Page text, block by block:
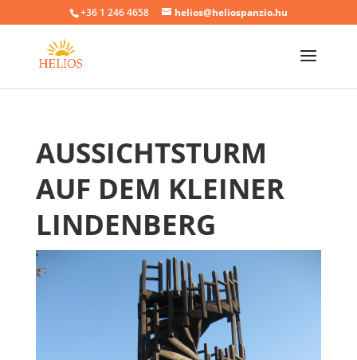
+36 1 246 4658 helios@heliospanzio.hu
AUSSICHTSTURM
AUF DEM KLEINER
LINDENBERG